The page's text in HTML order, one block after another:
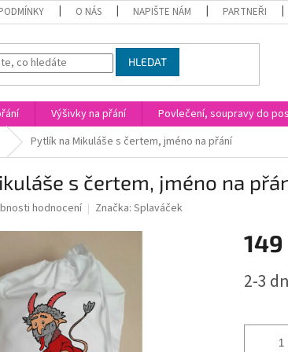
O NÁS NAPIŠTE NÁM PARTNEŘI
HLEDAT
Výšivky na přání Povlečení, soupravy do
Pytlík na Mikuláše s čertem, jméno na přání
s čertem, jméno na
hodnocení Značka: Splaváček
149
cena:
2-3